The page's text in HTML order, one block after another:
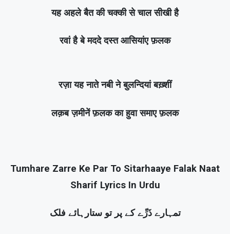
यह अहले बैत की चक्की से चाल सीखी है
रवां है बे मददे दस्त आसियांए फ़लक
रज़ा यह नाते नबी ने बुलन्दियां बख़्शीं
लक़ब ज़मीनें फ़लक का हुवा समाए फ़लक
Tumhare Zarre Ke Par To Sitarhaaye Falak Naat
Sharif Lyrics In Urdu
تمہارے ذَرِّے کے پر تو ستارہائے فلک